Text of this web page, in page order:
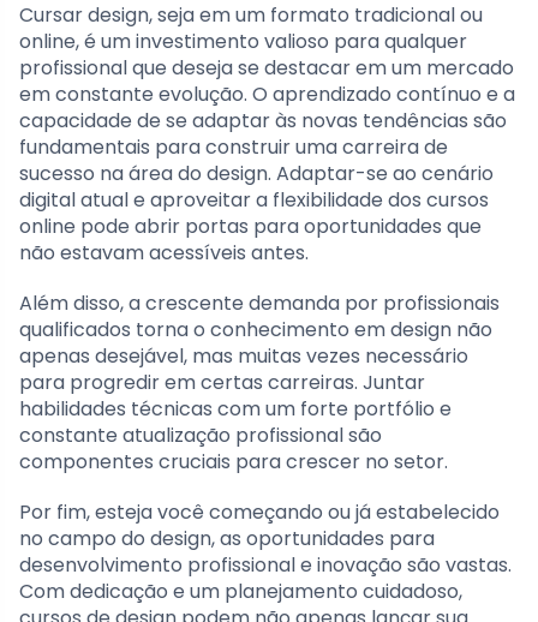
Cursar design, seja em um formato tradicional ou
online, é um investimento valioso para qualquer
profissional que deseja se destacar em um mercado
em constante evolução. O aprendizado contínuo e a
capacidade de se adaptar às novas tendências são
fundamentais para construir uma carreira de
sucesso na área do design. Adaptar-se ao cenário
digital atual e aproveitar a flexibilidade dos cursos
online pode abrir portas para oportunidades que
não estavam acessíveis antes.
Além disso, a crescente demanda por profissionais
qualificados torna o conhecimento em design não
apenas desejável, mas muitas vezes necessário
para progredir em certas carreiras. Juntar
habilidades técnicas com um forte portfólio e
constante atualização profissional são
componentes cruciais para crescer no setor.
Por fim, esteja você começando ou já estabelecido
no campo do design, as oportunidades para
desenvolvimento profissional e inovação são vastas.
Com dedicação e um planejamento cuidadoso,